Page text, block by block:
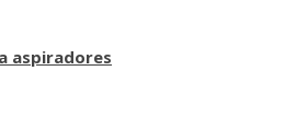
aspiradores